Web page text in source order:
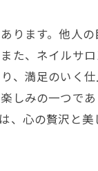
ります。他人
た、ネイルサ
、満足のいく
しみの一つで
心の贅沢と美